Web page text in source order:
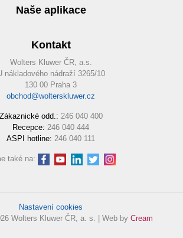
Naše aplikace
Kontakt
Wolters Kluwer ČR, a.s.
nákladového nádraží 3265/10
130 00 Praha 3
obchod@wolterskluwer.cz
Zákaznické odd.: 246 040 400
Recepce: 246 040 444
ASPI hotline: 246 040 111
také na:
Nastavení cookies
Wolters Kluwer ČR, a. s. | Web by Cream